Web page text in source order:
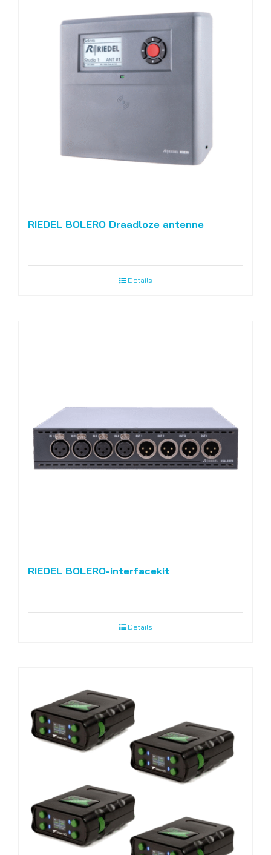
RIEDEL BOLERO Draadloze antenne
Details
RIEDEL BOLERO-interfacekit
Details